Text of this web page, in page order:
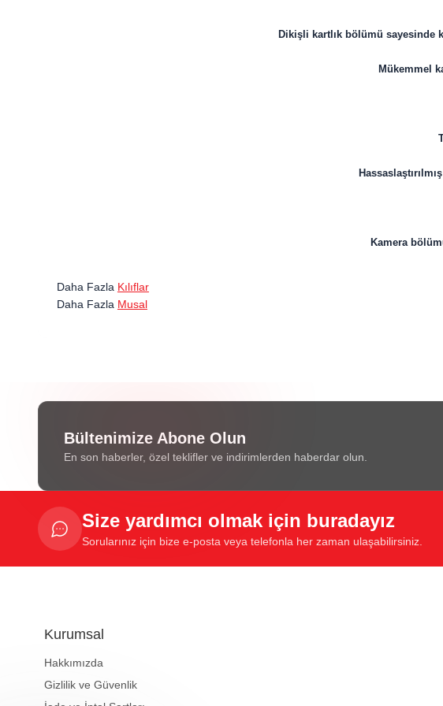
Dikişli kartlık bölümü sayesinde
Mükemmel
Kamera
Daha Fazla Kılıflar
Daha Fazla Musal
Bültenimize Abone Olun
En son haberler, özel teklifler ve indirimlerden haberdar olun.
Size yardımcı olmak için buradayız
Sorularınız için bize e-posta veya telefonla her zaman ulaşabilirsiniz.
Kurumsal
Hakkımızda
Gizlilik ve Güvenlik